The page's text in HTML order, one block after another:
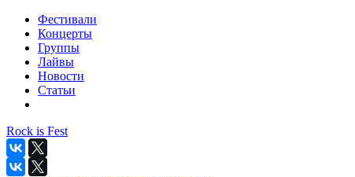
Фестивали
Концерты
Группы
Лайвы
Новости
Статьи
Rock is Fest